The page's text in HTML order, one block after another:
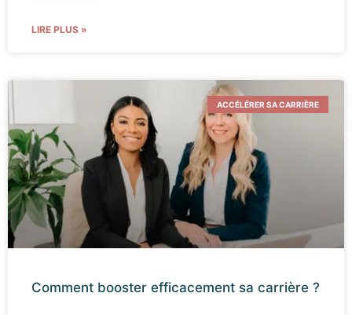
LIRE PLUS »
ACCÉLÉRER SA CARRIÈRE
Comment booster efficacement sa carrière ?